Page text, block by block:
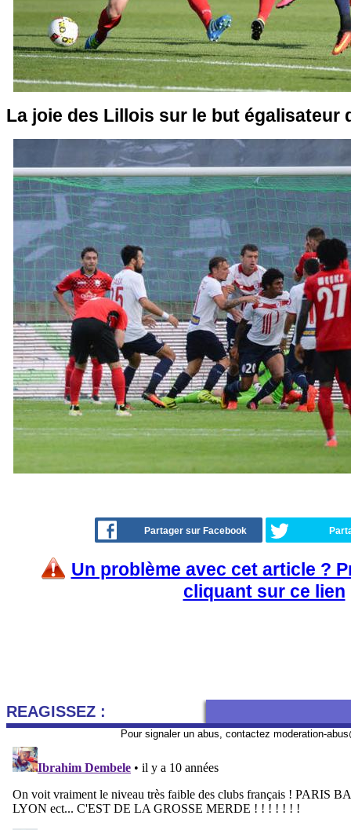
La joie des Lillois sur le but égalisateur
Partager sur Facebook
Un problème avec cet article ?
cliquant sur ce lien
REAGISSEZ :
Pour signaler un abus, contactez moderation-